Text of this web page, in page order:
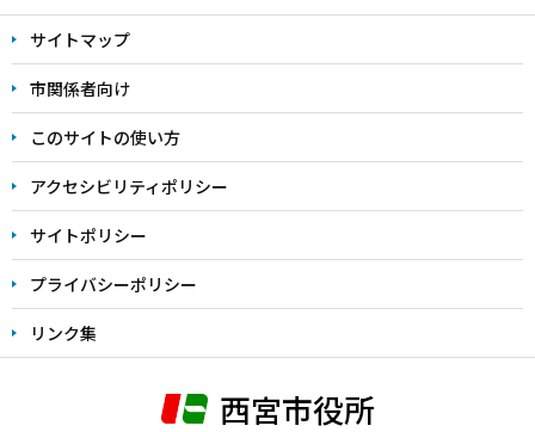
文
こ
こ
ま
で
サイトマップ
市関係者向け
このサイトの使い方
アクセシビリティポリシー
サイトポリシー
プライバシーポリシー
リンク集
西宮市役所